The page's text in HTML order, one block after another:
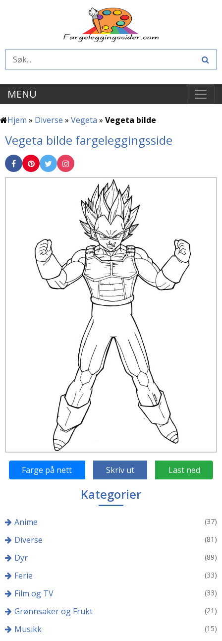
MENU
Hjem » Diverse » Vegeta » Vegeta bilde
Vegeta bilde fargeleggingsside
Farge på nett Skriv ut Last ned
Kategorier
Anime (37)
Diverse (81)
Dyr (89)
Ferie (33)
Film og TV (33)
Grønnsaker og Frukt (21)
Musikk (15)